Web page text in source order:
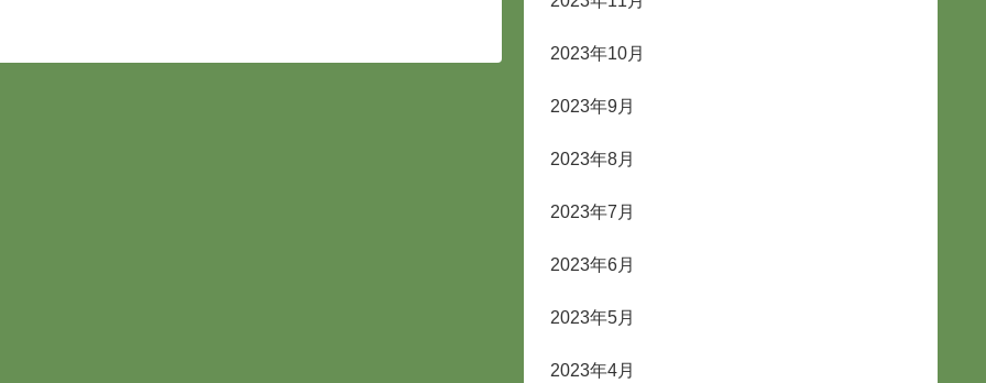
2023年10月
2023年9月
2023年8月
2023年7月
2023年6月
2023年5月
2023年4月